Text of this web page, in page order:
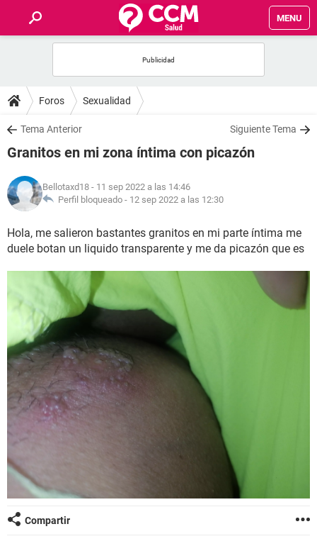
MENU
FOROS
SALUD
NUTRICIÓN
BIENESTAR
SEXUALIDAD
GLOSARIO
Foros Sexualidad
Tema Anterior Siguiente Tema
Granitos en mi zona íntima con picazón
Bellotaxd18 - 11 sep 2022 a las 14:46
Perfil bloqueado - 12 sep 2022 a las 12:30
Hola, me salieron bastantes granitos en mi parte íntima me
duele botan un liquido transparente y me da picazón que es
Compartir